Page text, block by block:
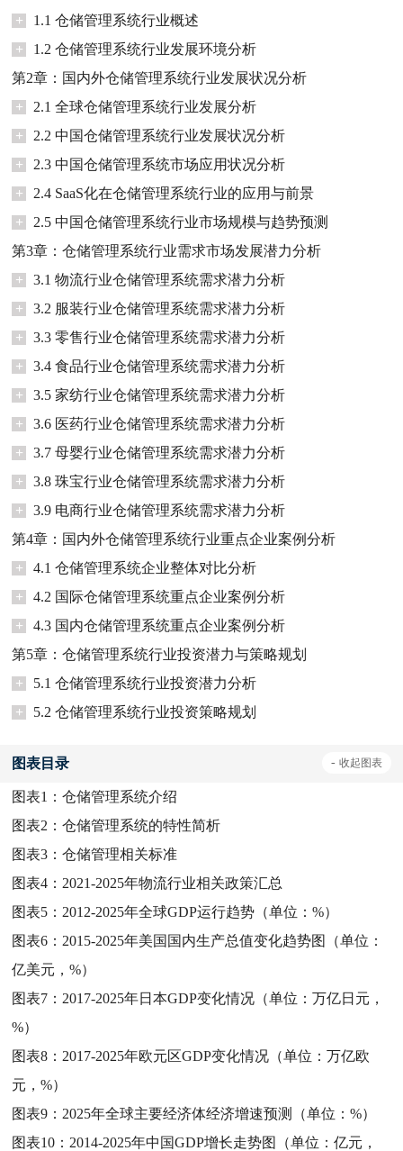
+
1.1 仓储管理系统行业概述
+
1.2 仓储管理系统行业发展环境分析
第2章：国内外仓储管理系统行业发展状况分析
+
2.1 全球仓储管理系统行业发展分析
+
2.2 中国仓储管理系统行业发展状况分析
+
2.3 中国仓储管理系统市场应用状况分析
+
2.4 SaaS化在仓储管理系统行业的应用与前景
+
2.5 中国仓储管理系统行业市场规模与趋势预测
第3章：仓储管理系统行业需求市场发展潜力分析
+
3.1 物流行业仓储管理系统需求潜力分析
+
3.2 服装行业仓储管理系统需求潜力分析
+
3.3 零售行业仓储管理系统需求潜力分析
+
3.4 食品行业仓储管理系统需求潜力分析
+
3.5 家纺行业仓储管理系统需求潜力分析
+
3.6 医药行业仓储管理系统需求潜力分析
+
3.7 母婴行业仓储管理系统需求潜力分析
+
3.8 珠宝行业仓储管理系统需求潜力分析
+
3.9 电商行业仓储管理系统需求潜力分析
第4章：国内外仓储管理系统行业重点企业案例分析
+
4.1 仓储管理系统企业整体对比分析
+
4.2 国际仓储管理系统重点企业案例分析
+
4.3 国内仓储管理系统重点企业案例分析
第5章：仓储管理系统行业投资潜力与策略规划
+
5.1 仓储管理系统行业投资潜力分析
+
5.2 仓储管理系统行业投资策略规划
图表目录 - 收起图表
图表1：仓储管理系统介绍
图表2：仓储管理系统的特性简析
图表3：仓储管理相关标准
图表4： 2021-2025年物流行业相关政策汇总
图表5： 2012-2025年全球GDP运行趋势（单位：%）
图表6： 2015-2025年美国国内生产总值变化趋势图（单位：
亿美元，%）
图表7： 2017-2025年日本GDP变化情况（单位：万亿日元，
%）
图表8： 2017-2025年欧元区GDP变化情况（单位：万亿欧
元，%）
图表9： 2025年全球主要经济体经济增速预测（单位：%）
图表10： 2014-2025年中国GDP增长走势图（单位：亿元，